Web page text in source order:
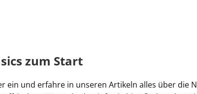
zum Start
ein und erfahre in unseren Artikeln alles über